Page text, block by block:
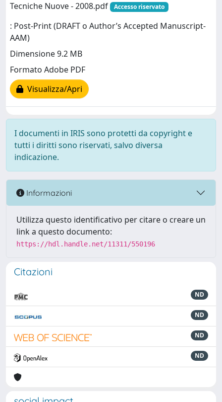
Tecniche Nuove - 2008.pdf
Accesso riservato
: Post-Print (DRAFT o Author’s Accepted Manuscript-
AAM)
Dimensione 9.2 MB
Formato Adobe PDF
Visualizza/Apri
I documenti in IRIS sono protetti da copyright e
tutti i diritti sono riservati, salvo diversa
indicazione.
Informazioni
Utilizza questo identificativo per citare o creare un
link a questo documento:
https://hdl.handle.net/11311/550196
Citazioni
ND
ND
ND
ND